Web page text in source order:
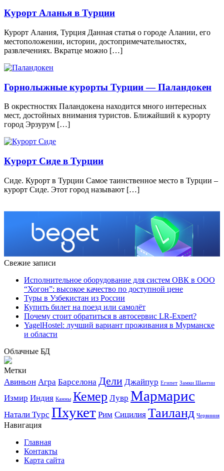
Курорт Аланья в Турции
Курорт Алания, Турция Данная статья о городе Алании, его
местоположении, истории, достопримечательностях,
развлечениях. Вкратце можно […]
Горнолыжные курорты Турции — Паландокен
В окрестностях Паландокена находится много интересных
мест, достойных внимания туристов. Ближайший к курорту
город Эрзурум […]
Курорт Сиде в Турции
Сиде. Курорт в Турции Самое таинственное место в Турции –
курорт Сиде. Этот город называют […]
Свежие записи
Исполнительное оборудование для систем ОВК в ООО
“Хогон”: высокое качество по доступной цене
Туры в Узбекистан из России
Купить билет на поезд или самолёт
Почему стоит обратиться в автосервис LR-Expert?
YagelHostel: лучший вариант проживания в Мурманске
и области
Облачные БД
Метки
Авиньон Агра Барселона Дели Джайпур Египет Замки Шантии
Измир Индия Канны Кемер Лувр Мармарис
Натали Турс Пхукет Рим Сицилия Таиланд Червиния
Навигация
Главная
Контакты
Карта сайта